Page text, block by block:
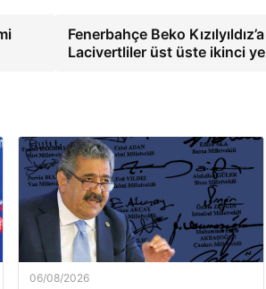
Fenerbahçe Beko
Lacivertliler üst üste ikinci
06/08/2026